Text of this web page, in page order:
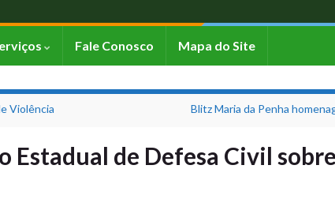
Fale Conosco Mapa do Site
Violência Blitz Maria da Penha
de Defesa Civil